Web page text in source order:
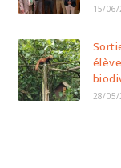
15/06/
28/05/